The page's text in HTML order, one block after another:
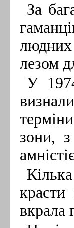
За
людних
лезом
У
зони,
вкрала